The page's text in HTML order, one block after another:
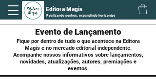
Realizando sonhos, expandindo horizontes
Editora Magis
Evento de Lançamento
Fique por dentro de tudo o que acontece na Editora
Magis e no mercado editorial independente.
Acompanhe nossos informativos sobre lançamentos,
novidades, atualizações, autores, premiações e
eventos.